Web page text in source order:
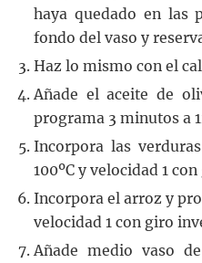
haya quedado en las
fondo del vaso y
Haz lo mismo con el
Añade el aceite de
programa 3 minutos a
Incorpora las
100ºC y velocidad 1
Incorpora el arroz y
velocidad 1 con giro
Añade medio vaso